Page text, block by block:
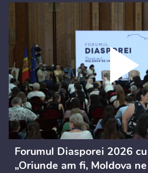
Forumul Diasporei 2026
„Oriunde am fi, Moldova